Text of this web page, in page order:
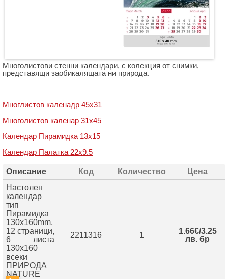
Многолистови стенни календари, с колекция от снимки,
представящи заобикалящата ни природа.
Многлистов каленадр 45х31
Многолистов каленар 31х45
Календар Пирамидка 13х15
Календар Палатка 22х9.5
Описание Код Количество
Цена
Настолен
календар
тип
Пирамидка
130х160mm,
12 страници,
6 листа
130х160
всеки
ПРИРОДА
NATURE
2211316 1
1.66€/3.25
лв. бр